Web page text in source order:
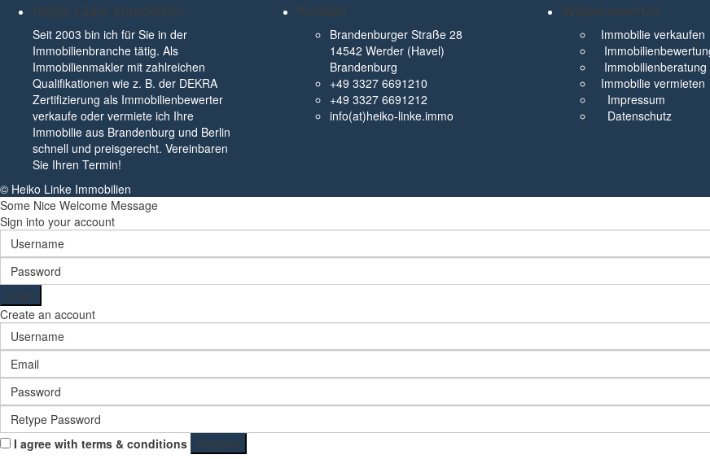
Heiko Linke Immobilien
Seit 2003 bin ich für Sie in der
Immobilienbranche tätig. Als
Immobilienmakler mit zahlreichen
Qualifikationen wie z. B. der DEKRA
Zertifizierung als Immobilienbewerter
verkaufe oder vermiete ich Ihre
Immobilie aus Brandenburg und Berlin
schnell und preisgerecht. Vereinbaren
Sie Ihren Termin!
Kontakt
Brandenburger Straße 28
14542 Werder (Havel)
Brandenburg
+49 3327 6691210
+49 3327 6691212
info(at)heiko-linke.immo
Wissenswertes
Immobilie verkaufen
Immobilienberatung
Immobilie vermieten
Impressum
Datenschutz
© Heiko Linke Immobilien
Some Nice Welcome Message
Sign into your account
Login
Create an account
I agree with terms & conditions
Register